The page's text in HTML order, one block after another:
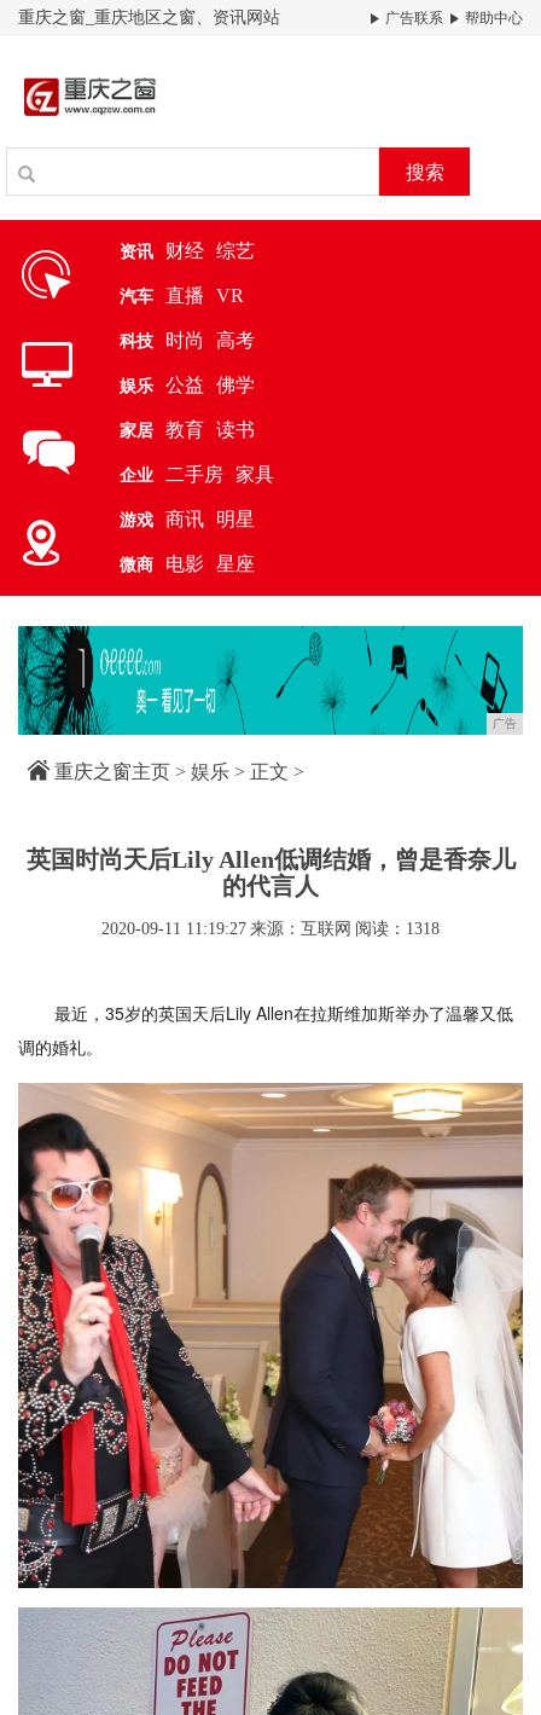
重庆之窗_重庆地区之窗、资讯网站 广告联系 帮助中心
搜索
资讯 财经 综艺
汽车 直播 VR
科技 时尚 高考
娱乐 公益 佛学
家居 教育 读书
企业 二手房 家具
游戏 商讯 明星
微商 电影 星座
广告
重庆之窗主页 > 娱乐 > 正文 >
英国时尚天后Lily Allen低调结婚，曾是香奈儿
的代言人
2020-09-11 11:19:27 来源：互联网 阅读：1318
最近，35岁的英国天后Lily Allen在拉斯维加斯举办了温馨又低
调的婚礼。